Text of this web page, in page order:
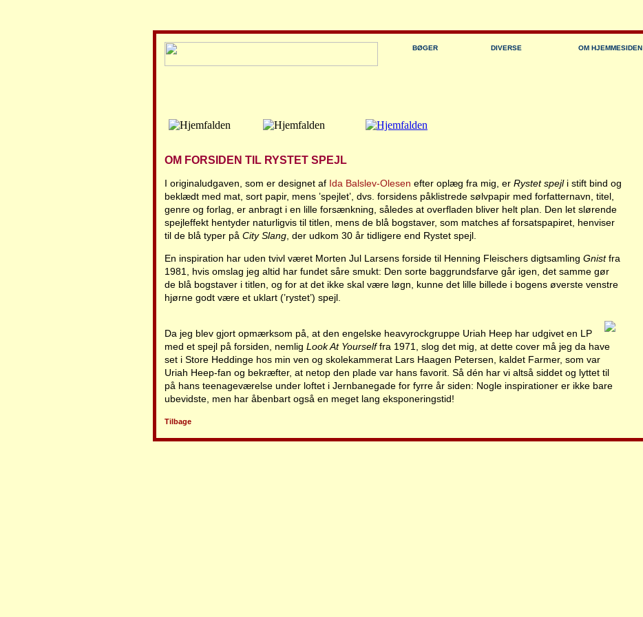
BØGER DIVERSE OM HJEMMESIDEN
OM FORSIDEN TIL RYSTET SPEJL
I originaludgaven, som er designet af Ida Balslev-Olesen efter oplæg fra mig, er Rystet spejli stift bind og
beklædt med mat, sort papir, mens ’spejlet’, dvs. forsidens påklistrede sølvpapir med forfatternavn, titel,
genre og forlag, er anbragt i en lille forsænkning, således at overfladen bliver helt plan. Den let slørende
spejleffekt hentyder naturligvis til titlen, mens de blå bogstaver, som matches af forsatspapiret, henviser
til de blå typer på City Slang , der udkom 30 år tidligere end Rystet spejl.
En inspiration har uden tvivl været Morten Jul Larsens forside til Henning Fleischers digtsamling Gnistfra
1981, hvis omslag jeg altid har fundet såre smukt: Den sorte baggrundsfarve går igen, det samme gør
de blå bogstaver i titlen, og for at det ikke skal være løgn, kunne det lille billede i bogens øverste venstre
hjørne godt være et uklart (’rystet’) spejl.
Da jeg blev gjort opmærksom på, at den engelske heavyrockgruppe Uriah Heep har udgivet en LP
med et spejl på forsiden, nemlig Look At Yourselffra 1971, slog det mig, at dette cover må jeg da have
set i Store Heddinge hos min ven og skolekammerat Lars Haagen Petersen, kaldet Farmer, som var
Uriah Heep-fan og bekræfter, at netop den plade var hans favorit. Så dén har vi altså siddet og lyttet til
på hans teenageværelse under loftet i Jernbanegade for fyrre år siden: Nogle inspirationer er ikke bare
ubevidste, men har åbenbart også en meget lang eksponeringstid!
Tilbage